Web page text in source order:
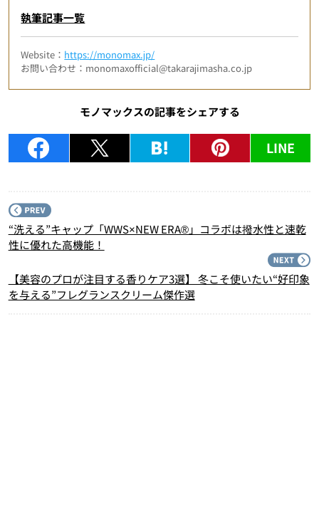
執筆記事一覧
Website： https://monomax.jp/
お問い合わせ：monomaxofficial@takarajimasha.co.jp
モノマックスの記事をシェアする
LINE
“洗える”キャップ「WWS×NEW ERA®」コラボは撥水性と速乾
性に優れた高機能！
【美容のプロが注目する香りケア3選】 冬こそ使いたい“好印象
を与える”フレグランスクリーム傑作選